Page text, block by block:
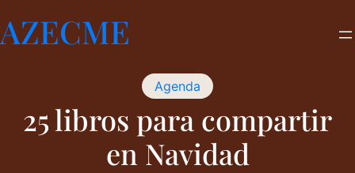
al
contenido
AZECME
Agenda
25 libros para compartir
en Navidad